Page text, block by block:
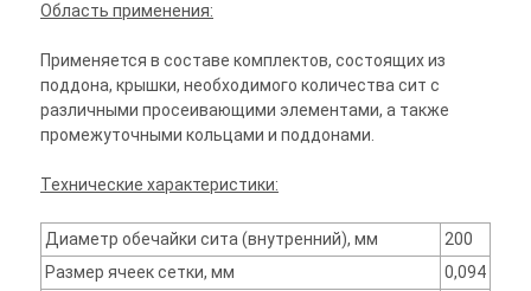
Область применения:
Применяется в составе комплектов, состоящих из
поддона, крышки, необходимого количества сит с
различными просеивающими элементами, а также
промежуточными кольцами и поддонами.
Технические характеристики:
Диаметр обечайки сита (внутренний), мм
200
Размер ячеек сетки, мм
0,094